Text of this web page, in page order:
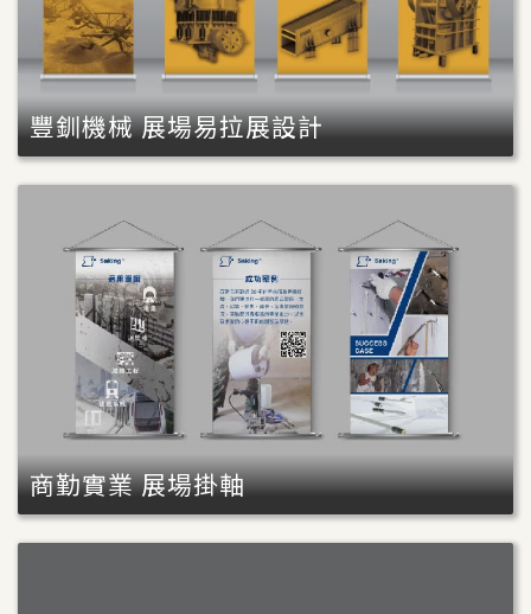
豐釧機械 展場易拉展設計
商勤實業 展場掛軸